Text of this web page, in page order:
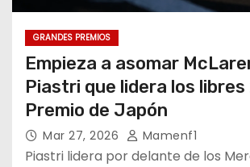
GRANDES PREMIOS
Empieza a asomar
Piastri que lidera los libres
Premio de Japón
Mar 27, 2026 Mamenf1
Piastri lidera por delante de los